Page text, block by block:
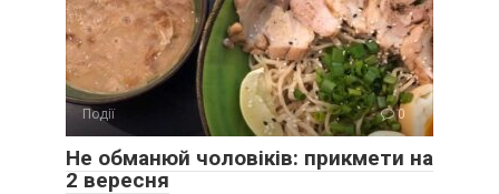
Події 0
Не обманюй чоловіків: прикмети на
2 вересня